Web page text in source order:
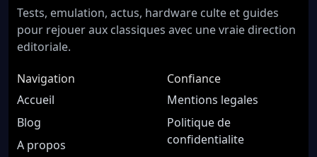
Tests, emulation, actus, hardware culte et guides
pour rejouer aux classiques avec une vraie direction
editoriale.
Navigation
Accueil
Blog
A propos
Confiance
Mentions legales
Politique de
confidentialite